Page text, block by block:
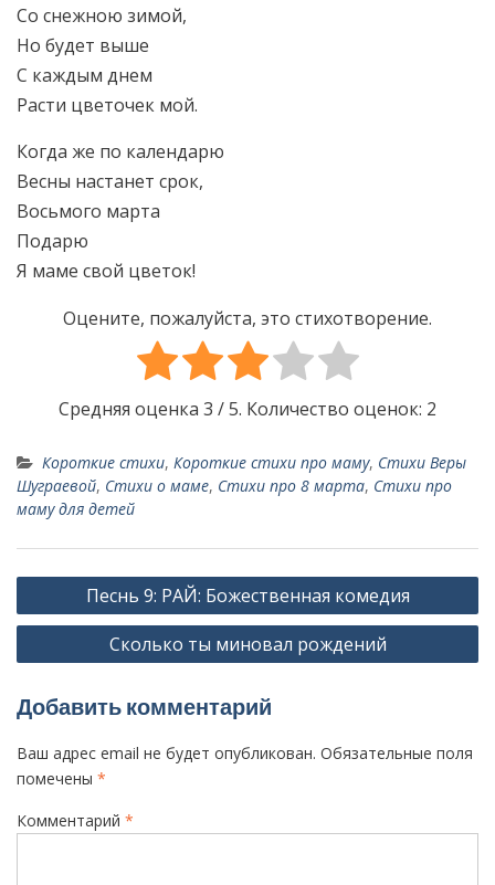
Со снежною зимой,
Но будет выше
С каждым днем
Расти цветочек мой.
Когда же по календарю
Весны настанет срок,
Восьмого марта
Подарю
Я маме свой цветок!
Оцените, пожалуйста, это стихотворение.
Средняя оценка 3 / 5. Количество оценок: 2
Короткие стихи, Короткие стихи про маму, Стихи Веры
Шуграевой, Стихи о маме, Стихи про 8 марта, Стихи про
маму для детей
Н
а
г
а
ц
и
Песнь 9: РАЙ: Божественная комедия
Сколько ты миновал рождений
Добавить комментарий
Ваш адрес email не будет опубликован. Обязательные поля
помечены *
Комментарий *